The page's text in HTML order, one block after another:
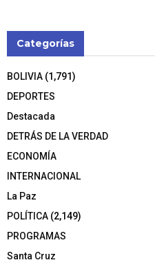
Categorías
BOLIVIA (1,791)
DEPORTES
Destacada
DETRÁS DE LA VERDAD
ECONOMÍA
INTERNACIONAL
La Paz
POLÍTICA (2,149)
PROGRAMAS
Santa Cruz